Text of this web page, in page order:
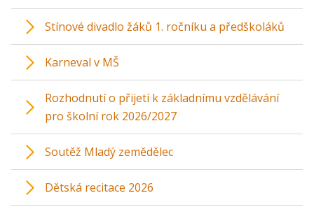
Stínové divadlo žáků 1. ročníku a předškoláků
Karneval v MŠ
Rozhodnutí o přijetí k základnímu vzdělávání
pro školní rok 2026/2027
Soutěž Mladý zemědělec
Dětská recitace 2026